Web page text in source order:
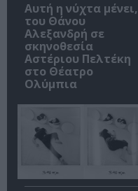
Αυτή η νύχτα μένει,
του Θάνου
Αλεξανδρή σε
σκηνοθεσία
Αστέριου Πελτέκη
στο Θέατρο
Ολύμπια